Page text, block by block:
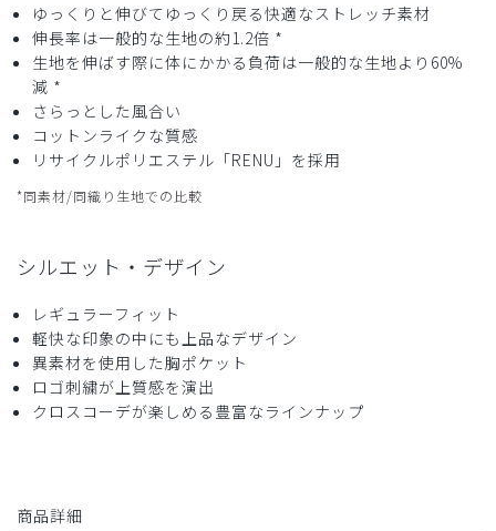
購入確認済み
年齢: 50代 身長:181-185cm 体重:
着心地について
施術も肌と衣服との摩擦感も気にするとこなく動けます。
汗の吸収も早いと思います。
満足の行く商品だと思います。
商品：A61メンズ:スクラブトップス・MOVE/ディープ
役に立った 0
Dsch様
があり、ペン類とピッチを分けられるところも良い。
ゆっくりと伸びてゆっくり戻る快適なストレッチ素材
伸長率は一般的な生地の約1.2倍 *
生地を伸ばす際に体にかかる負荷は一般的な生地より60%
減 *
さらっとした風合い
コットンライクな質感
リサイクルポリエステル「RENU」を採用
*同素材/同織り生地での比較
シルエット・デザイン
レギュラーフィット
軽快な印象の中にも上品なデザイン
異素材を使用した胸ポケット
ロゴ刺繍が上質感を演出
クロスコーデが楽しめる豊富なラインナップ
商品詳細